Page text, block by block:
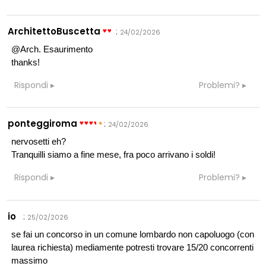
ArchitettoBuscetta : 24/02/2026
@Arch. Esaurimento
thanks!
Rispondi Problemi?
ponteggiroma : 24/02/2026
nervosetti eh?
Tranquilli siamo a fine mese, fra poco arrivano i soldi!
Rispondi Problemi?
io : 25/02/2026
se fai un concorso in un comune lombardo non capoluogo (con
laurea richiesta) mediamente potresti trovare 15/20 concorrenti
massimo